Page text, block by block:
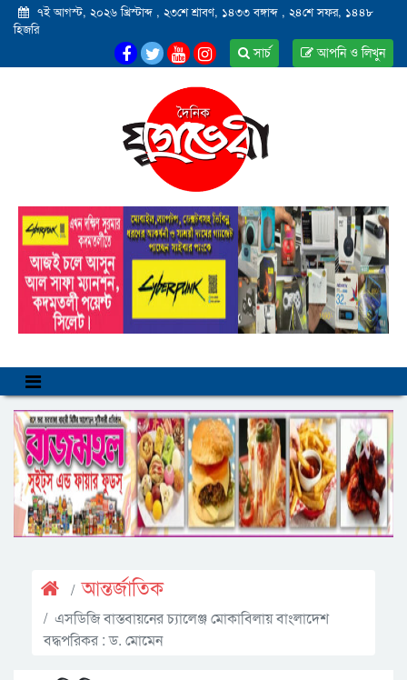
৭ই আগস্ট, ২০২৬ খ্রিস্টাব্দ , ২৩শে শ্রাবণ, ১৪৩৩ বঙ্গাব্দ , ২৪শে সফর, ১৪৪৮
হিজরি
আপনি ও লিখুন
সার্চ
আন্তর্জাতিক
এসডিজি বাস্তবায়নের চ্যালেঞ্জ মোকাবিলায় বাংলাদেশ
বদ্ধপরিকর : ড. মোমেন